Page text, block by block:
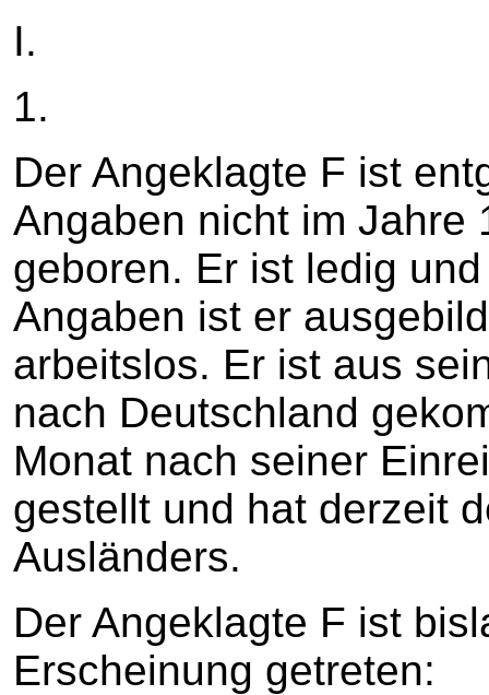
I.
1.
Der Angeklagte F ist
Angaben nicht im Jahre
geboren. Er ist ledig
Angaben ist er
arbeitslos. Er ist aus
nach Deutschland
Monat nach seiner
gestellt und hat derzeit
Ausländers.
Der Angeklagte F ist
Erscheinung getreten: